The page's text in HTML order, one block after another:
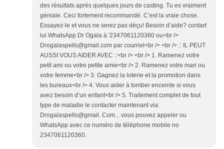
des résultats après quelques jours de casting. Tu es vraiment
géniale. Ceci fortement recommandé. C’est la vraie chose.
Essayez-le et vous ne serez pas déçu! Besoin d’aide? contart
lui WhatsApp Dr Ogala à '2347061120360 ou<br />
Drogalaspells@gmail.com par courriel<br /> <br /> :: IL PEUT
AUSSI VOUS AIDER AVEC ::<br /> <br /> 1. Ramenez votre
petit ami ou votre petite amie<br /> 2. Ramenez votre mari ou
votre femme<br /> 3. Gagnez la loterie et la promotion dans
les bureaux<br /> 4. Vous aider à tomber enceinte si vous
avez besoin d’un enfant<br /> 5. Traitement complet de tout
type de maladie le contacter maintenant via:
Drogalaspells@gmail. Com... vous pouvez appeler ou
WhatsApp avec ce numéro de téléphone mobile no
2347061120360.